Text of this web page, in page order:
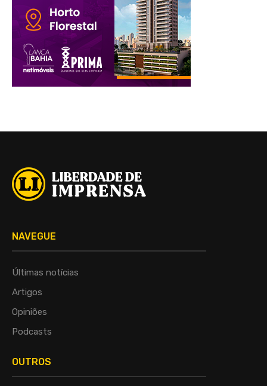
NAVEGUE
Últimas notícias
Artigos
Opiniões
Podcasts
OUTROS